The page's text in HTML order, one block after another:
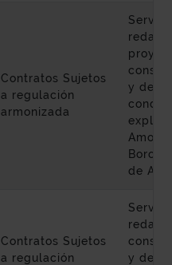
Contratos Sujetos
a regulación
armonizada
y
de
Contratos Sujetos
a regulación
y